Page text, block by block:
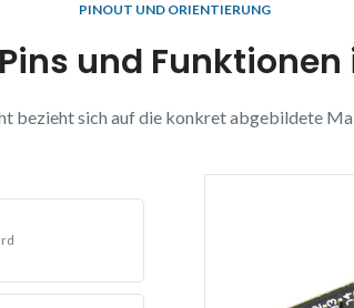
PINOUT UND ORIENTIERUNG
und
bezieht sich auf die konkret abgebildete